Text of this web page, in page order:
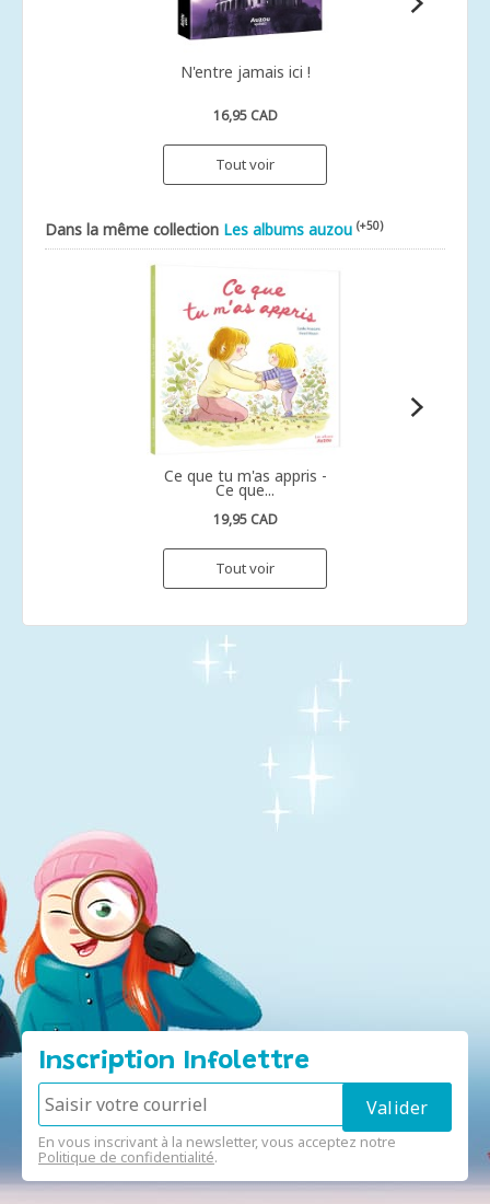
N'entre jamais ici !
16,95 CAD
Tout voir
Dans la même collection Les albums auzou (+50)
Ce que tu m'as appris -
Ce que...
19,95 CAD
Tout voir
Inscription Infolettre
En vous inscrivant à la newsletter, vous acceptez notre
Politique de confidentialité.